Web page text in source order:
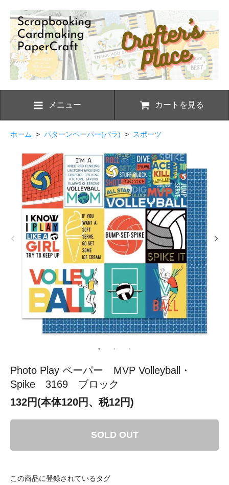
メニュー カートを見る
ホーム > パターンペーパー(バラ) > スポーツ
Photo Play ペーパー MVP Volleyball・
Spike 3169 ブロック
132円(本体120円、税12円)
SOLD OUT
この商品に登録されているタグ